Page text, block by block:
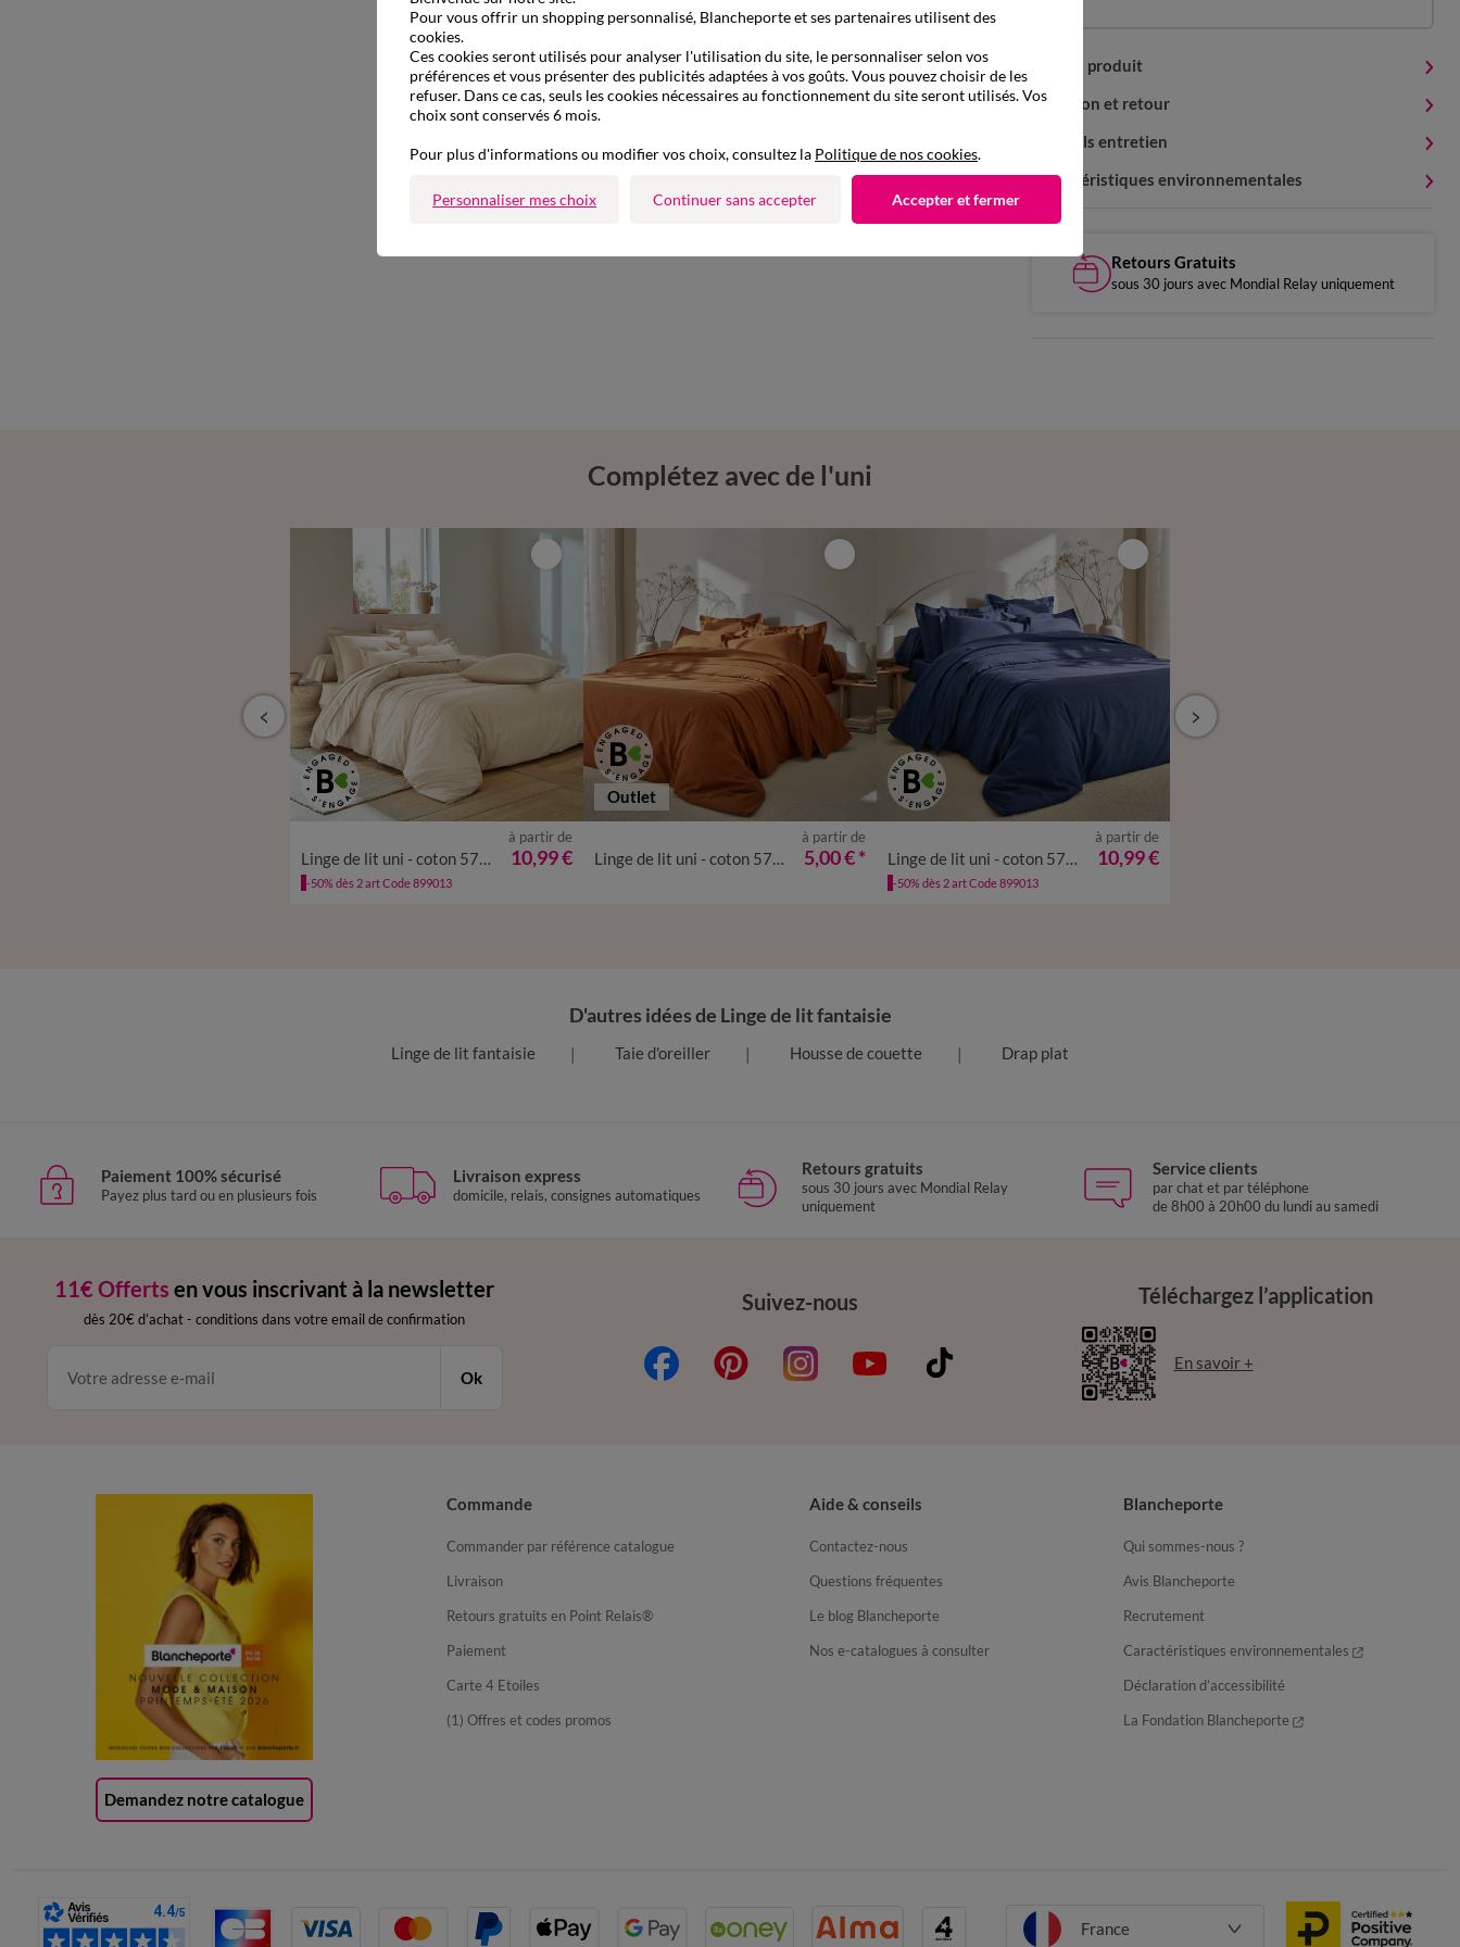
Détails produit
Livraison et retour
Conseils entretien
Caractéristiques environnementales
Retours Gratuits
sous 30 jours avec Mondial Relay uniquement
Complétez avec de l'uni
Linge de lit uni - coton 57 fils/cm²
à partir de
10,99 €
-50% dès 2 art Code 899013
Outlet
Linge de lit uni - coton 57 fils/cm²
à partir de
5,00 €* Linge de lit uni - coton 57 fils/cm²
à partir de
10,99 €
-50% dès 2 art Code 899013
D'autres idées de Linge de lit fantaisie
Linge de lit fantaisie Taie d'oreiller Housse de couette Drap plat
Paiement 100% sécurisé
Payez plus tard ou en plusieurs fois
Livraison express
domicile, relais, consignes automatiques
Retours gratuits
sous 30 jours avec Mondial Relay
uniquement
Service clients
par chat et par téléphone
de 8h00 à 20h00 du lundi au samedi
11€ Offerts en vous inscrivant à la newsletter
dès 20€ d’achat - conditions dans votre email de confirmation
Ok
Suivez-nous Téléchargez l’application
En savoir +
Demandez notre catalogue
Commande
Commander par référence catalogue
Livraison
Retours gratuits en Point Relais®
Paiement
Carte 4 Etoiles
(1) Offres et codes promos
Aide & conseils
Contactez-nous
Questions fréquentes
Le blog Blancheporte
Nos e-catalogues à consulter
Blancheporte
Qui sommes-nous ?
Avis Blancheporte
Recrutement
Caractéristiques environnementales
Déclaration d’accessibilité
La Fondation Blancheporte
France
Pour vous offrir un shopping personnalisé, Blancheporte et ses partenaires utilisent des
cookies.
Ces cookies seront utilisés pour analyser l'utilisation du site, le personnaliser selon vos
préférences et vous présenter des publicités adaptées à vos goûts. Vous pouvez choisir de les
refuser. Dans ce cas, seuls les cookies nécessaires au fonctionnement du site seront utilisés. Vos
choix sont conservés 6 mois.
Pour plus d'informations ou modifier vos choix, consultez la Politique de nos cookies.
Personnaliser mes choix Continuer sans accepter Accepter et fermer